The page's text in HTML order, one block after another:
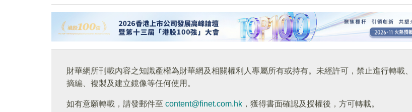
財華網所刊載內容之知識產權為財華網及相關權利人專屬所有或持有。未經許可，禁止進行轉載、
摘編、複製及建立鏡像等任何使用。
如有意願轉載，請發郵件至 content@finet.com.hk ，獲得書面確認及授權後，方可轉載。